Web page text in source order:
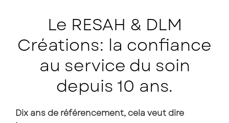
Le RESAH & DLM
Créations: la confiance
au service du soin
depuis 10 ans.
Dix ans de référencement, cela veut dire